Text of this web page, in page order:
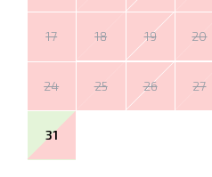
17 18 19 20
24 25 26 27
31